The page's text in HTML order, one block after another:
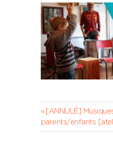
de
Previous
Post:
[ANNULÉ]
parents/enfants